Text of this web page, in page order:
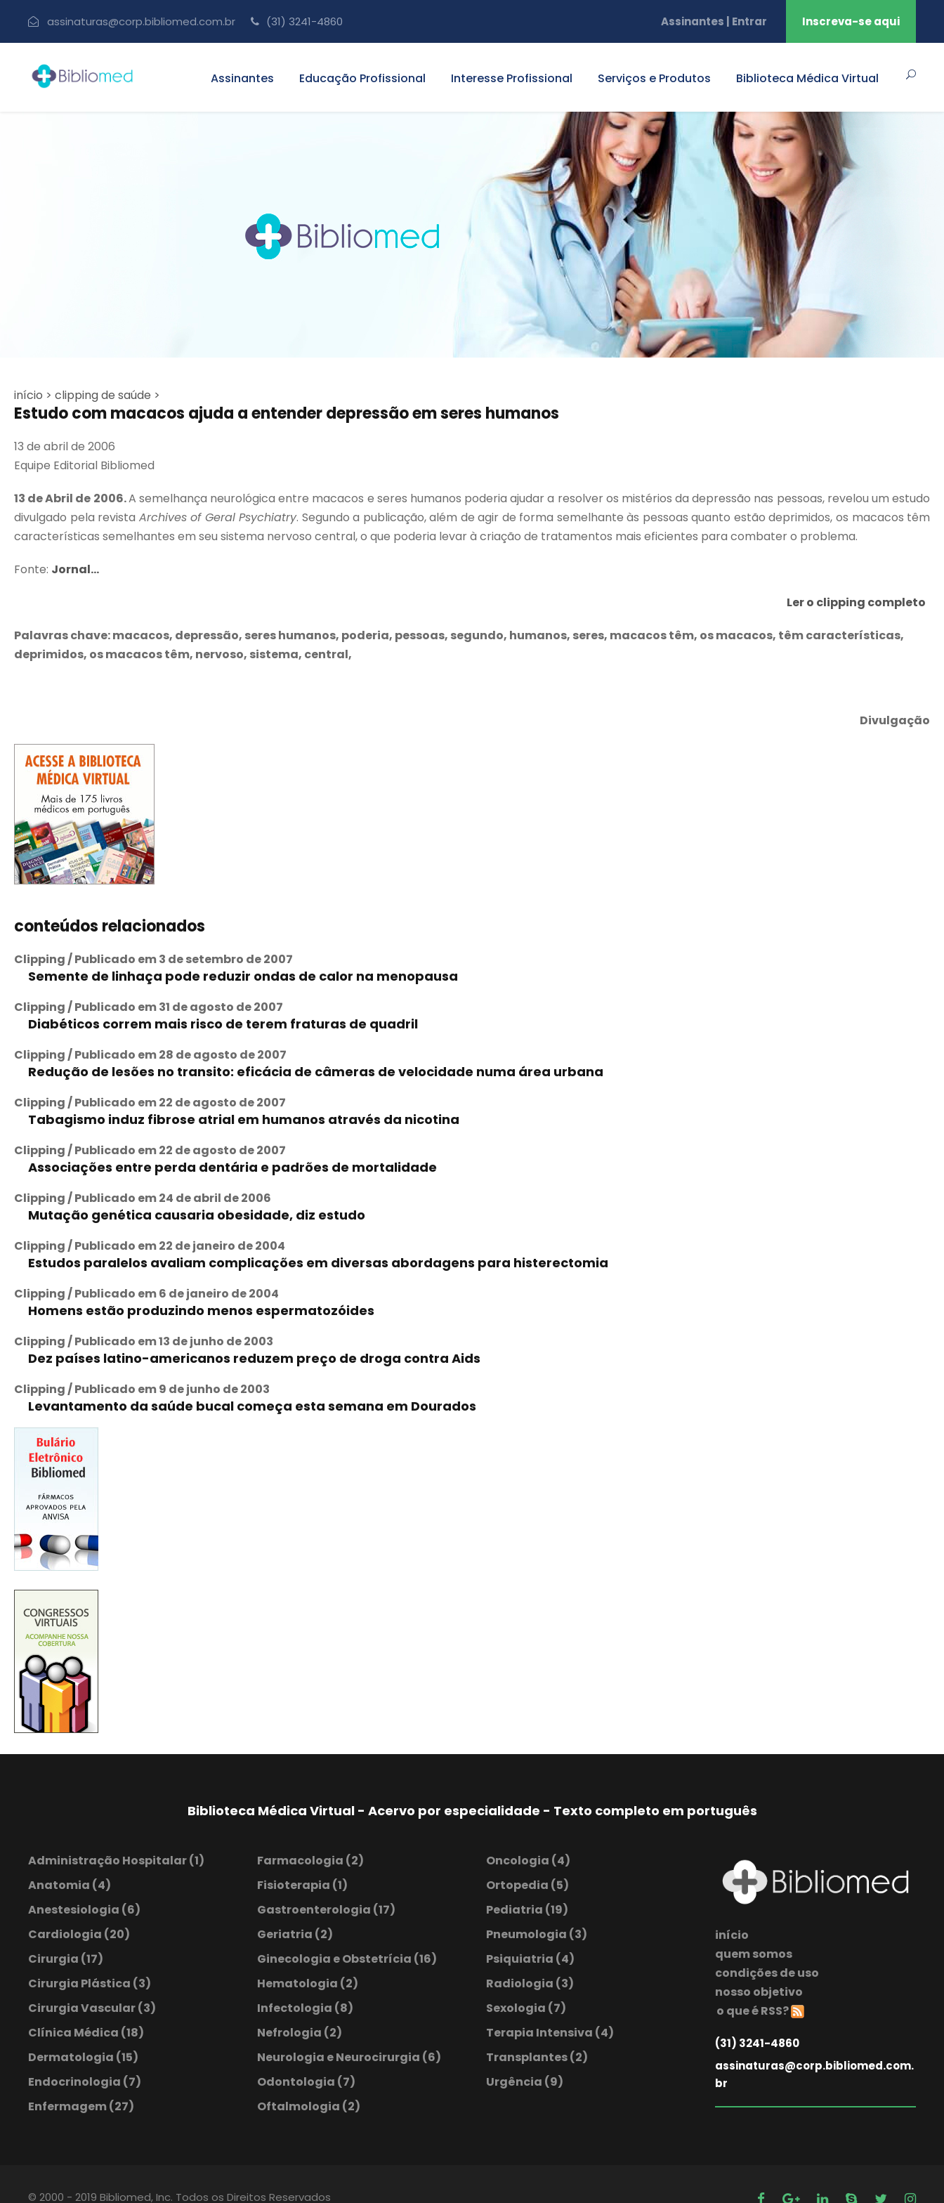
assinaturas@corp.bibliomed.com.br (31) 3241-4860 Assinantes | Entrar Inscreva-se aqui
Assinantes Educação Profissional Interesse Profissional Serviços e Produtos Biblioteca Médica Virtual
início > clipping de saúde >
Estudo com macacos ajuda a entender depressão em seres humanos
13 de abril de 2006
Equipe Editorial Bibliomed
13 de Abril de 2006.A semelhança neurológica entre macacos e seres humanos poderia ajudar a resolver os mistérios da depressão nas pessoas, revelou um estudo
divulgado pela revista Archives of Geral Psychiatry. Segundo a publicação, além de agir de forma semelhante às pessoas quanto estão deprimidos, os macacos têm
características semelhantes em seu sistema nervoso central, o que poderia levar à criação de tratamentos mais eficientes para combater o problema.
Fonte: Jornal...
Ler o clipping completo
Palavras chave: macacos, depressão, seres humanos, poderia, pessoas, segundo, humanos, seres, macacos têm, os macacos, têm características,
deprimidos, os macacos têm, nervoso, sistema, central,
Divulgação
conteúdos relacionados
Clipping / Publicado em 3 de setembro de 2007
Semente de linhaça pode reduzir ondas de calor na menopausa
Clipping / Publicado em 31 de agosto de 2007
Diabéticos correm mais risco de terem fraturas de quadril
Clipping / Publicado em 28 de agosto de 2007
Redução de lesões no transito: eficácia de câmeras de velocidade numa área urbana
Clipping / Publicado em 22 de agosto de 2007
Tabagismo induz fibrose atrial em humanos através da nicotina
Clipping / Publicado em 22 de agosto de 2007
Associações entre perda dentária e padrões de mortalidade
Clipping / Publicado em 24 de abril de 2006
Mutação genética causaria obesidade, diz estudo
Clipping / Publicado em 22 de janeiro de 2004
Estudos paralelos avaliam complicações em diversas abordagens para histerectomia
Clipping / Publicado em 6 de janeiro de 2004
Homens estão produzindo menos espermatozóides
Clipping / Publicado em 13 de junho de 2003
Dez países latino-americanos reduzem preço de droga contra Aids
Clipping / Publicado em 9 de junho de 2003
Levantamento da saúde bucal começa esta semana em Dourados
Biblioteca Médica Virtual - Acervo por especialidade - Texto completo em português
Administração Hospitalar(1)
Anatomia (4)
Anestesiologia (6)
Cardiologia (20)
Cirurgia (17)
Cirurgia Plástica (3)
Cirurgia Vascular(3)
Clínica Médica (18)
Dermatologia (15)
Endocrinologia (7)
Enfermagem(27)
Farmacologia (2)
Fisioterapia (1)
Gastroenterologia (17)
Geriatria (2)
Ginecologia e Obstetrícia (16)
Hematologia (2)
Infectologia (8)
Nefrologia (2)
Neurologia e Neurocirurgia (6)
Odontologia (7)
Oftalmologia (2)
Oncologia (4)
Ortopedia (5)
Pediatria (19)
Pneumologia (3)
Psiquiatria (4)
Radiologia (3)
Sexologia (7)
Terapia Intensiva (4)
Transplantes(2)
Urgência (9)
início
quem somos
condições de uso
nosso objetivo
o que é RSS?
(31) 3241-4860
assinaturas@corp.bibliomed.com.
br
© 2000 - 2019 Bibliomed, Inc. Todos os Direitos Reservados